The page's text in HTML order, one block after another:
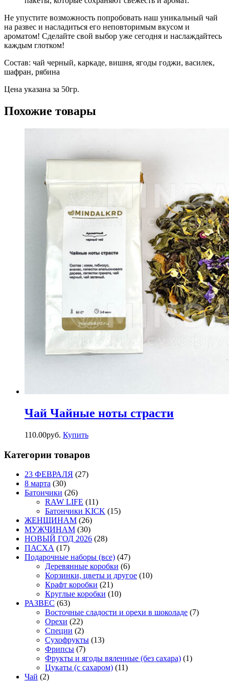
Не упустите возможность попробовать наш уникальный чай
на развес и насладиться его неповторимым вкусом и
ароматом! Сделайте свой выбор уже сегодня и наслаждайтесь
каждым глотком!
Состав: чай черный, каркаде, вишня, ягоды годжи, василек,
шафран, рябина
Цена указана за 50гр.
Похожие товары
Чай Чайные ноты страсти
110.00руб. Купить
Категории товаров
23 ФЕВРАЛЯ (27)
8 марта (30)
Батончики (26)
RAW LIFE (11)
Батончики KICK (15)
ЖЕНЩИНАМ (26)
МУЖЧИНАМ (30)
НОВЫЙ ГОД 2026 (28)
ПАСХА (17)
Подарочные наборы (все) (47)
Деревянные коробки (6)
Корзинки, цветы и другое (10)
Крафт коробки (21)
Круглые коробки (10)
РАЗВЕС (63)
Восточные сладости и орехи в шоколаде (7)
Орехи (22)
Специи (2)
Сухофрукты (13)
Фрипсы (7)
Фрукты и ягоды вяленные (без сахара) (1)
Цукаты (с сахаром) (11)
Чай (2)